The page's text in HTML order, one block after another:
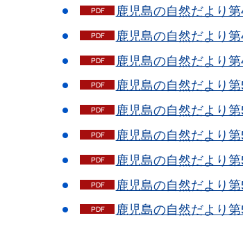
鹿児島の自然だより
鹿児島の自然だより
鹿児島の自然だより
鹿児島の自然だより
鹿児島の自然だより
鹿児島の自然だより
鹿児島の自然だより
鹿児島の自然だより
鹿児島の自然だより